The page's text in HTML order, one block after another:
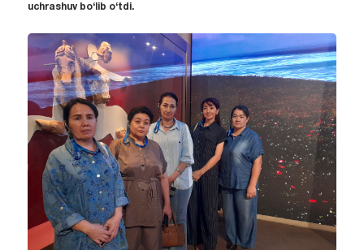
uchrashuv bo‘lib o‘tdi.